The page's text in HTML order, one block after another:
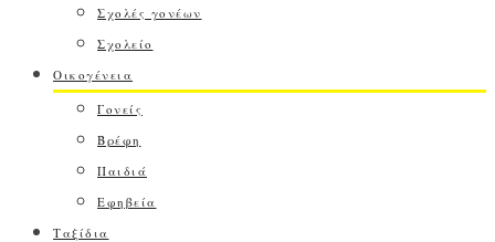
Σχολές γονέων
Σχολείο
Οικογένεια
Γονείς
Βρέφη
Παιδιά
Εφηβεία
Ταξίδια